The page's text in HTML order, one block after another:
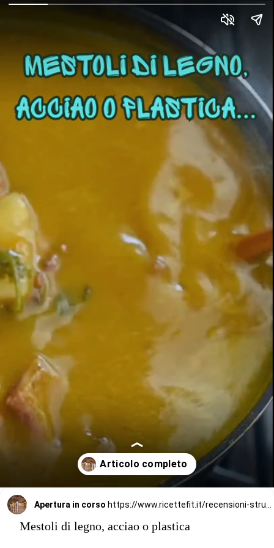
Apertura in corso https://www.ricettefit.it/recensioni-strumenti/mestoli-di-legno-acciao-o-plastica-differenze-vantaggi-e-svantaggi-per-ogni-tipologia/
Mestoli di legno, acciao o plastica